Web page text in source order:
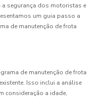
segurança dos motoristas e
um guia passo a
de manutenção de frota
de manutenção de frota
Isso inclui a análise
consideração a idade,